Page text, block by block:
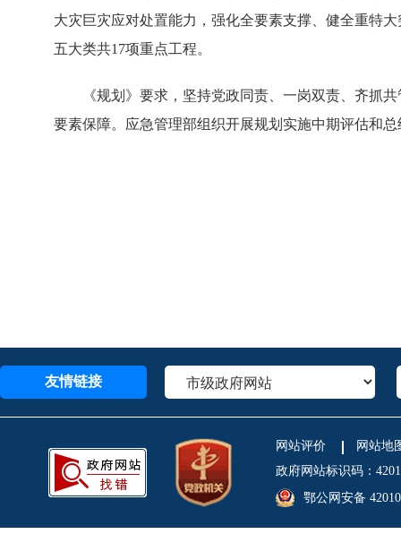
大灾巨灾应对处置能力，强化全要素支撑、健全重特
五大类共17项重点工程。
《规划》要求，坚持党政同责、一岗双责、齐抓
要素保障。应急管理部组织开展规划实施中期评估和
友情链接
网站评价
网站地
政府网站标识码：
鄂公网安备